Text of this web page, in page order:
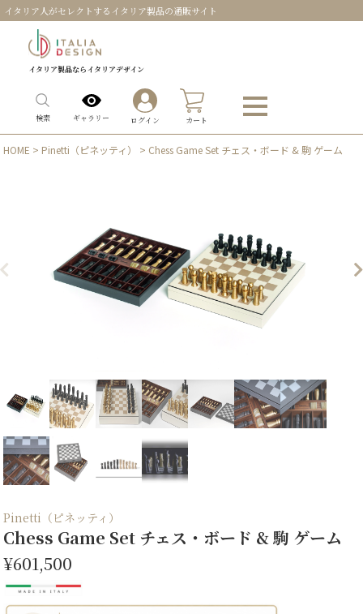
イタリア人がセレクトするイタリア製品の通販サイト
イタリア製品ならイタリアデザイン
検索 ギャラリー ログイン カート
HOME > Pinetti（ピネッティ） > Chess Game Set チェス・ボード & 駒 ゲーム
Pinetti（ピネッティ）
Chess Game Set チェス・ボード & 駒 ゲーム
¥601,500